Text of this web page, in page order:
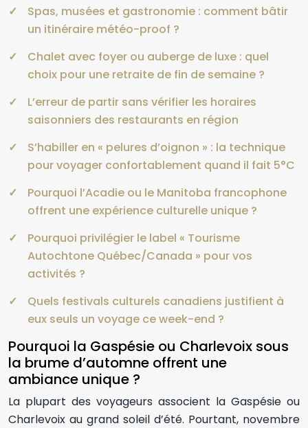
Spas, musées et gastronomie : comment bâtir
un itinéraire météo-proof ?
Chalet avec foyer ou auberge de luxe : quel
choix pour une retraite de fin de semaine ?
L’erreur de partir sans vérifier les horaires
saisonniers des restaurants en région
S’habiller en « pelures d’oignon » : la technique
pour voyager confortablement quand il fait 5°C
Pourquoi l’Acadie ou le Manitoba francophone
offrent une expérience culturelle unique ?
Pourquoi privilégier le label « Tourisme
Autochtone Québec/Canada » pour vos
activités ?
Quels festivals culturels canadiens justifient à
eux seuls un voyage ce week-end ?
Pourquoi la Gaspésie ou Charlevoix sous
la brume d’automne offrent une
ambiance unique ?
La plupart des voyageurs associent la Gaspésie ou
Charlevoix au grand soleil d’été. Pourtant, novembre